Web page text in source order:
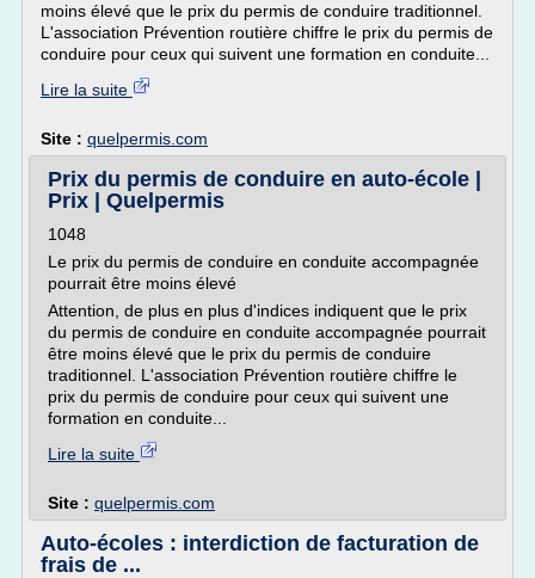
moins élevé que le prix du permis de conduire traditionnel.
L'association Prévention routière chiffre le prix du permis de
conduire pour ceux qui suivent une formation en conduite...
Lire la suite
Site : quelpermis.com
Prix du permis de conduire en auto-école |
Prix | Quelpermis
1048
Le prix du permis de conduire en conduite accompagnée
pourrait être moins élevé
Attention, de plus en plus d'indices indiquent que le prix
du permis de conduire en conduite accompagnée pourrait
être moins élevé que le prix du permis de conduire
traditionnel. L'association Prévention routière chiffre le
prix du permis de conduire pour ceux qui suivent une
formation en conduite...
Lire la suite
Site : quelpermis.com
Auto-écoles : interdiction de facturation de
frais de ...